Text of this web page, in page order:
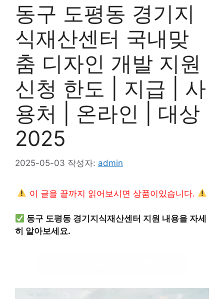
동구 도평동 경기지
식재산센터 국내맞
춤 디자인 개발 지원
신청 한도 | 지급 | 사
용처 | 온라인 | 대상
2025
2025-05-03 작성자: admin
이 글을 끝까지 읽어보시면 상품이있습니다.
동구 도평동 경기지식재산센터 지원 내용을 자세
히 알아보세요.